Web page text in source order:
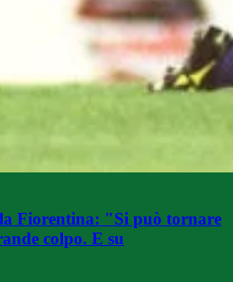
Fiorentina: "Si può tornare
colpo. E su